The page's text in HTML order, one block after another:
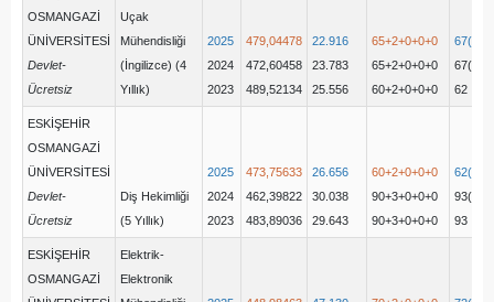
OSMANGAZİ
ÜNİVERSİTESİ
Devlet-
Ücretsiz
Uçak
Mühendisliği
(İngilizce) (4
Yıllık)
2025
2024
2023
479,04478
472,60458
489,52134
22.916
23.783
25.556
65+2+0+0+0
65+2+0+0+0
60+2+0+0+0
62
ESKİŞEHİR
OSMANGAZİ
ÜNİVERSİTESİ
Devlet-
Ücretsiz
Diş Hekimliği
(5 Yıllık)
2025
2024
2023
473,75633
462,39822
483,89036
26.656
30.038
29.643
60+2+0+0+0
90+3+0+0+0
90+3+0+0+0
93
ESKİŞEHİR
OSMANGAZİ
Elektrik-
Elektronik